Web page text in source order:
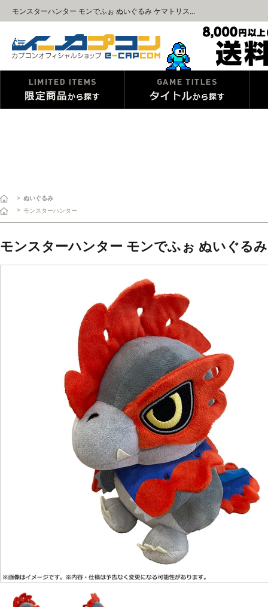
モンスターハンター モンでふぉ ぬいぐるみ ケマトリス...
> ぬいぐるみ
> モンスターハンター
モンスターハンター モンでふぉ ぬいぐる